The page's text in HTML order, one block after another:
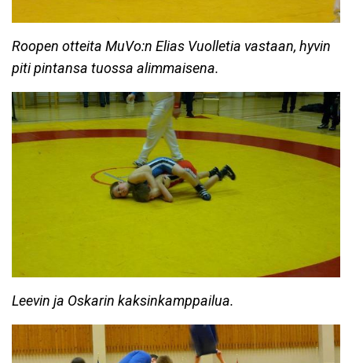
Roopen otteita MuVo:n Elias Vuolletia vastaan, hyvin
piti pintansa tuossa alimmaisena.
Leevin ja Oskarin kaksinkamppailua.